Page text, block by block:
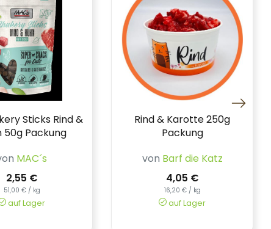
Sticks Rind &
50g Packung
MAC´s
2,55 €
51,00 € / kg
auf Lager
Rind & Karotte 250g
Packung
von Barf die Katz
4,05 €
16,20 € / kg
auf Lager